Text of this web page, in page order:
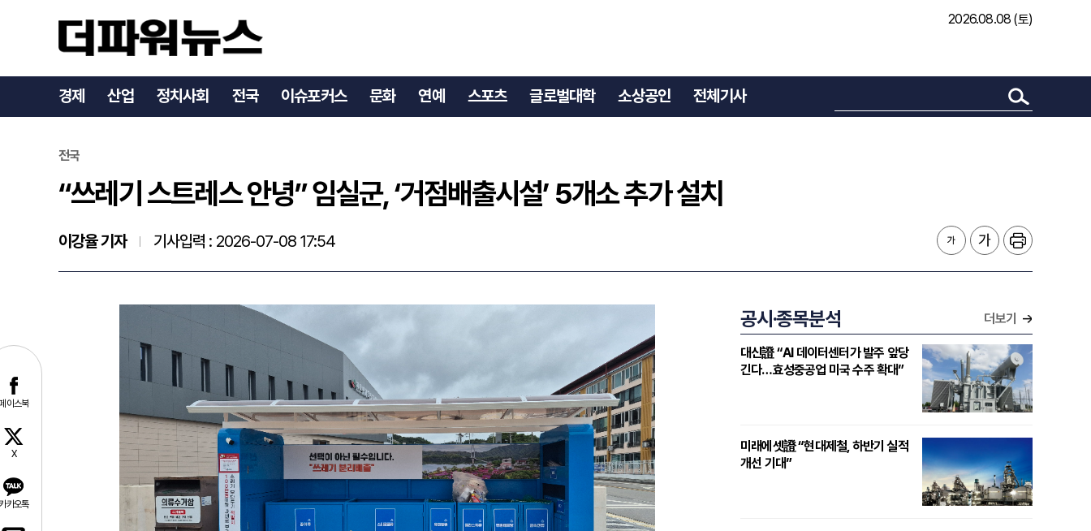
2026.08.08 (토)
경제 산업 정치사회 전국 이슈포커스 문화 연예 스포츠 글로벌대학 소상공인 전체기사
“쓰레기 스트레스 안녕” 임실군, ‘거점배출시설’ 5개소 추가 설치
이스북
X
카오톡
전국
“쓰레기 스트레스 안녕” 임실군, ‘거점배출시설’ 5개소 추가 설치
이강율 기자 기사입력 : 2026-07-08 17:54
공시·종목분석 더보기
대신證 “AI 데이터센터가 발주 앞당
긴다…효성중공업 미국 수주 확대”
미래에셋證 “현대제철, 하반기 실적
개선 기대”